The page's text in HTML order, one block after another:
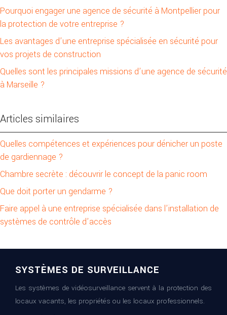
Pourquoi engager une agence de sécurité à Montpellier pour
la protection de votre entreprise ?
Les avantages d’une entreprise spécialisée en sécurité pour
vos projets de construction
Quelles sont les principales missions d’une agence de sécurité
à Marseille ?
Articles similaires
Quelles compétences et expériences pour dénicher un poste
de gardiennage ?
Chambre secrète : découvrir le concept de la panic room
Que doit porter un gendarme ?
Faire appel à une entreprise spécialisée dans l’installation de
systèmes de contrôle d’accès
SYSTÈMES DE SURVEILLANCE
Les systèmes de vidéosurveillance servent à la protection des
locaux vacants, les propriétés ou les locaux professionnels.